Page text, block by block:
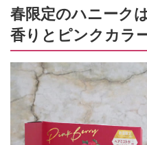
春限定のハニーク
香りとピンクカラ